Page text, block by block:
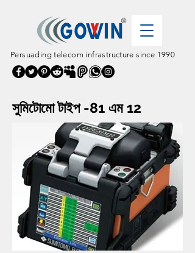
Persuading telecom infrastructure since 1990
সুমিটোমো টাইপ -81 এম 12